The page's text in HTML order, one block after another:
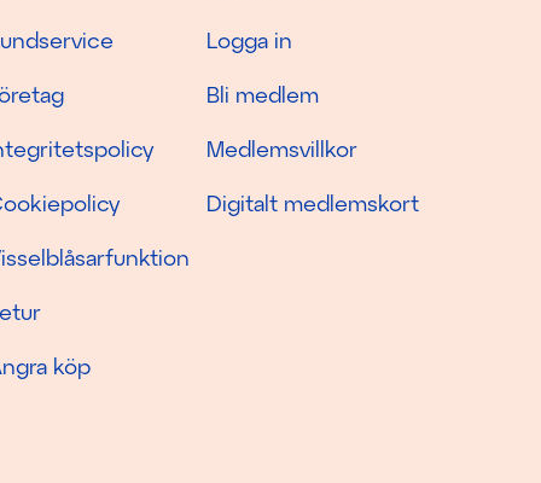
köp
Logga in
Bli medlem
Medlemsvillkor
Digitalt medlemskort